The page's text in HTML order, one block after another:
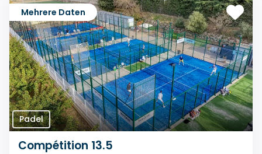
Mehrere Daten
Padel
Compétition 13.5